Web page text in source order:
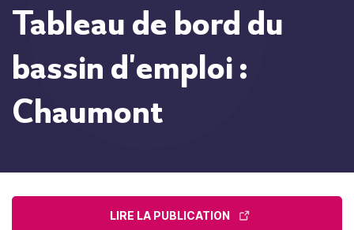
Tableau de bord du
bassin d'emploi :
Chaumont
LIRE LA PUBLICATION